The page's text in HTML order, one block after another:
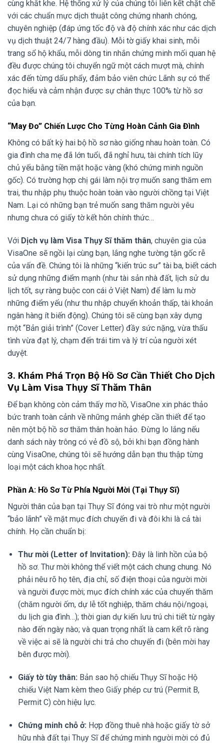
cùng khắt khe. Hệ thống xử lý của chúng tôi liên kết chặt chẽ
với các chuẩn mực dịch thuật công chứng nhanh chóng,
chuyên nghiệp (đáp ứng tốc độ và độ chính xác như các dịch
vụ dịch thuật 24/7 hàng đầu). Mỗi tờ giấy khai sinh, mỗi
trang sổ hộ khẩu, mỗi dòng tin nhắn chứng minh mối quan hệ
đều được chúng tôi chuyển ngữ một cách mượt mà, chính
xác đến từng dấu phẩy, đảm bảo viên chức Lãnh sự có thể
đọc hiểu và cảm nhận được sự chân thực 100% từ hồ sơ
của bạn.
“May Đo” Chiến Lược Cho Từng Hoàn Cảnh Gia Đình
Không có bất kỳ hai bộ hồ sơ nào giống nhau hoàn toàn. Có
gia đình cha mẹ đã lớn tuổi, đã nghỉ hưu, tài chính tích lũy
chủ yếu bằng tiền mặt hoặc vàng (khó chứng minh nguồn
gốc). Có trường hợp chị gái làm nội trợ muốn sang thăm em
trai, thu nhập phụ thuộc hoàn toàn vào người chồng tại Việt
Nam. Lại có những bạn trẻ muốn sang thăm người yêu
nhưng chưa có giấy tờ kết hôn chính thức…
Với Dịch vụ làm Visa Thụy Sĩ thăm thân, chuyên gia của
VisaOne sẽ ngồi lại cùng bạn, lắng nghe tường tận gốc rễ
của vấn đề. Chúng tôi là những “kiến trúc sư” tài ba, biết cách
sử dụng những điểm mạnh (như tài sản nhà đất, lịch sử du
lịch tốt, sự ràng buộc con cái ở Việt Nam) để làm lu mờ
những điểm yếu (như thu nhập chuyển khoản thấp, tài khoản
ngân hàng ít biến động). Chúng tôi sẽ cùng bạn xây dựng
một “Bản giải trình” (Cover Letter) đầy sức nặng, vừa thấu
tình vừa đạt lý, chạm đến trái tim và lý trí của người xét
duyệt.
3. Khám Phá Trọn Bộ Hồ Sơ Cần Thiết Cho Dịch
Vụ Làm Visa Thụy Sĩ Thăm Thân
Để bạn không còn cảm thấy mơ hồ, VisaOne xin phác thảo
bức tranh toàn cảnh về những mảnh ghép cần thiết để tạo
nên một bộ hồ sơ thăm thân hoàn hảo. Đừng lo lắng nếu
danh sách này trông có vẻ đồ sộ, bởi khi bạn đồng hành
cùng VisaOne, chúng tôi sẽ hướng dẫn bạn thu thập từng
loại một cách khoa học nhất.
Phần A: Hồ Sơ Từ Phía Người Mời (Tại Thụy Sĩ)
Người thân của bạn tại Thụy Sĩ đóng vai trò như một người
“bảo lãnh” về mặt mục đích chuyến đi và đôi khi là cả tài
chính. Họ cần chuẩn bị:
Thư mời (Letter of Invitation): Đây là linh hồn của bộ
hồ sơ. Thư mời không thể viết một cách chung chung. Nó
phải nêu rõ họ tên, địa chỉ, số điện thoại của người mời
và người được mời; mục đích chính xác của chuyến thăm
(chăm người ốm, dự lễ tốt nghiệp, thăm cháu nội/ngoại,
du lịch gia đình…); thời gian dự kiến lưu trú chi tiết từ ngày
nào đến ngày nào; và quan trọng nhất là cam kết rõ ràng
về việc ai sẽ là người chi trả cho chuyến đi (bên mời hay
bên được mời).
Giấy tờ tùy thân: Bản sao hộ chiếu Thụy Sĩ hoặc Hộ
chiếu Việt Nam kèm theo Giấy phép cư trú (Permit B,
Permit C) còn hiệu lực.
Chứng minh chỗ ở: Hợp đồng thuê nhà hoặc giấy tờ sở
hữu nhà đất tại Thụy Sĩ để chứng minh người mời có đủ